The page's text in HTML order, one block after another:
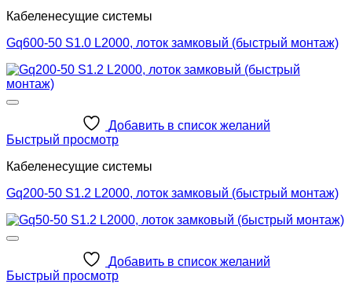
Кабеленесущие системы
Gq600-50 S1.0 L2000, лоток замковый (быстрый монтаж)
Добавить в список желаний
Быстрый просмотр
Кабеленесущие системы
Gq200-50 S1.2 L2000, лоток замковый (быстрый монтаж)
Добавить в список желаний
Быстрый просмотр